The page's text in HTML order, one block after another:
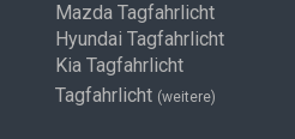
Mazda Tagfahrlicht
Hyundai Tagfahrlicht
Kia Tagfahrlicht
Tagfahrlicht (weitere)